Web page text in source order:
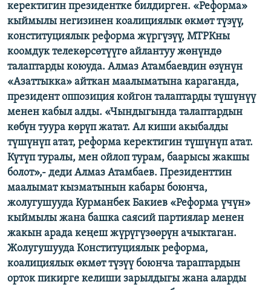
керектигин президентке билдирген. «Реформа»
кыймылы негизинен коалициялык өкмөт түзүү,
конституциялык реформа жүргүзүү, МТРКны
коомдук телекөрсөтүүгө айлантуу жөнүндө
талаптарды коюуда. Алмаз Атамбаевдин өзүнүн
«Азаттыкка» айткан маалыматына караганда,
президент оппозиция койгон талаптарды түшүнүү
менен кабыл алды. «Чындыгында талаптардын
көбүн туура көрүп жатат. Ал киши акыбалды
түшүнүп атат, реформа керектигин түшүнүп атат.
Күтүп туралы, мен ойлоп турам, баарысы жакшы
болот»,- деди Алмаз Атамбаев. Президенттин
маалымат кызматынын кабары боюнча,
жолугушууда Курманбек Бакиев «Реформа үчүн»
кыймылы жана башка саясий партиялар менен
жакын арада кеңеш жүрүгүзөөрүн ачыктаган.
Жолугушууда Конституциялык реформа,
коалициялык өкмөт түзүү боюнча тараптардын
орток пикирге келиши зарылдыгы жана аларды